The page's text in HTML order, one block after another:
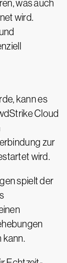
was auch
wird.
kann es
Cloud
zur
wird.
spielt der
kann.